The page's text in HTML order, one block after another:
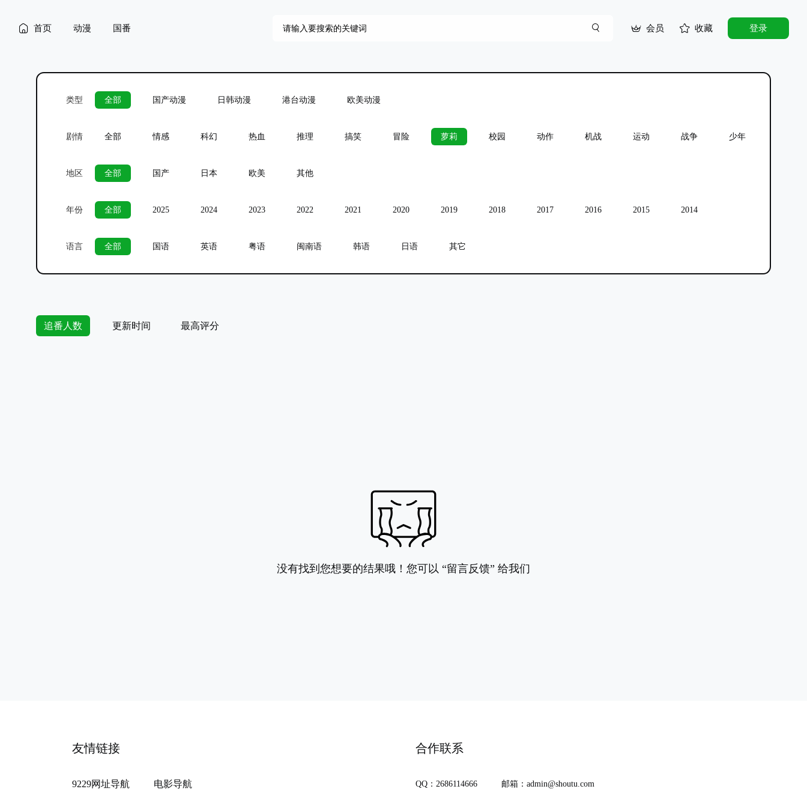
首页 动漫 国番 登录
收藏
会员
类型 全部 国产动漫 日韩动漫 港台动漫 欧美动漫
剧情 全部 情感 科幻 热血 推理 搞笑 冒险 萝莉 校园 动作 机战 运动 战争 少年
地区 全部 国产 日本 欧美 其他
年份 全部 2025 2024 2023 2022 2021 2020 2019 2018 2017 2016 2015 2014
语言 全部 国语 英语 粤语 闽南语 韩语 日语 其它
追番人数 更新时间 最高评分
没有找到您想要的结果哦！您可以 “留言反馈” 给我们
友情链接
9229网址导航 电影导航
合作联系
QQ：2686114666 邮箱：admin@shoutu.com